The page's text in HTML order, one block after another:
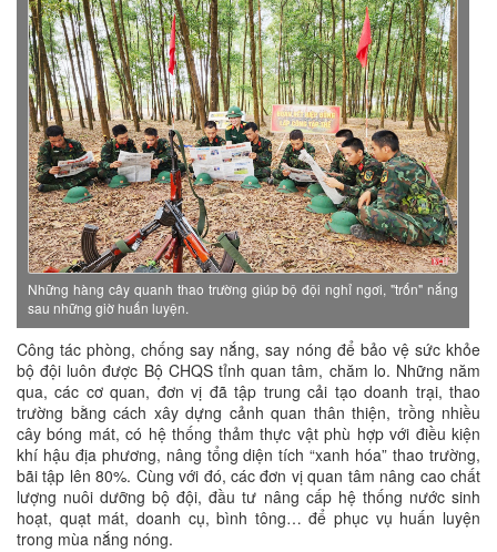
Những hàng cây quanh thao trường giúp bộ đội nghỉ ngơi, "trốn" nắng
sau những giờ huấn luyện.
Công tác phòng, chống say nắng, say nóng để bảo vệ sức khỏe
bộ đội luôn được Bộ CHQS tỉnh quan tâm, chăm lo. Những năm
qua, các cơ quan, đơn vị đã tập trung cải tạo doanh trại, thao
trường bằng cách xây dựng cảnh quan thân thiện, trồng nhiều
cây bóng mát, có hệ thống thảm thực vật phù hợp với điều kiện
khí hậu địa phương, nâng tổng diện tích “xanh hóa” thao trường,
bãi tập lên 80%. Cùng với đó, các đơn vị quan tâm nâng cao chất
lượng nuôi dưỡng bộ đội, đầu tư nâng cấp hệ thống nước sinh
hoạt, quạt mát, doanh cụ, bình tông… để phục vụ huấn luyện
trong mùa nắng nóng.